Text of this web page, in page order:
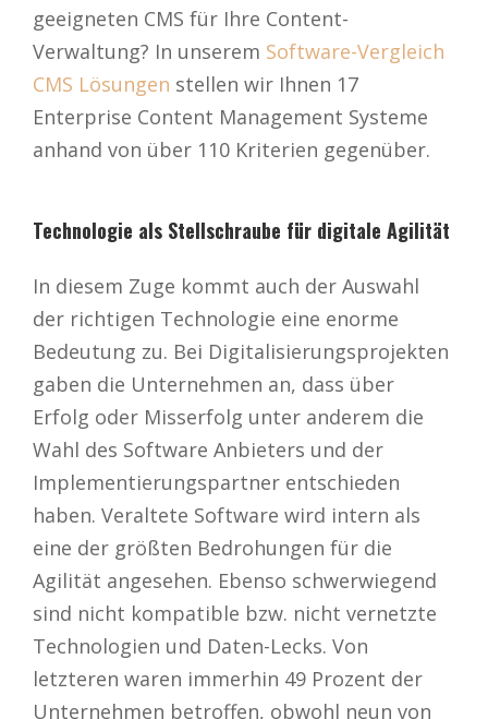
geeigneten CMS für Ihre Content-
Verwaltung? In unserem Software-Vergleich
CMS Lösungen stellen wir Ihnen 17
Enterprise Content Management Systeme
anhand von über 110 Kriterien gegenüber.
Technologie als Stellschraube für digitale Agilität
In diesem Zuge kommt auch der Auswahl
der richtigen Technologie eine enorme
Bedeutung zu. Bei Digitalisierungsprojekten
gaben die Unternehmen an, dass über
Erfolg oder Misserfolg unter anderem die
Wahl des Software Anbieters und der
Implementierungspartner entschieden
haben. Veraltete Software wird intern als
eine der größten Bedrohungen für die
Agilität angesehen. Ebenso schwerwiegend
sind nicht kompatible bzw. nicht vernetzte
Technologien und Daten-Lecks. Von
letzteren waren immerhin 49 Prozent der
Unternehmen betroffen, obwohl neun von